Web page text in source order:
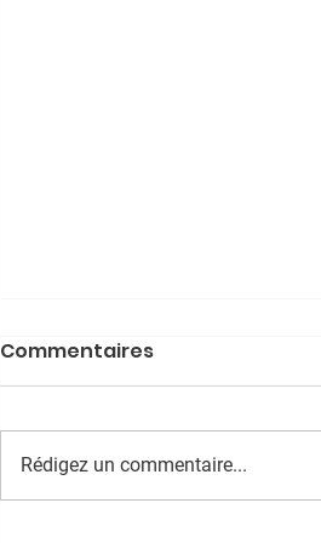
Commentaires
Rédigez un commentaire...